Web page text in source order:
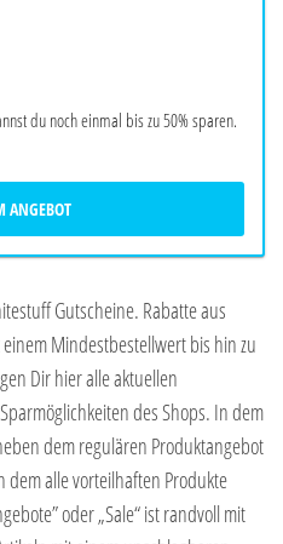
du noch einmal bis zu 50% sparen.
ANGEBOT
Gutscheine. Rabatte aus
Mindestbestellwert bis hin zu
Dir hier alle aktuellen
des Shops. In dem
dem regulären Produktangebot
alle vorteilhaften Produkte
oder „Sale“ ist randvoll mit